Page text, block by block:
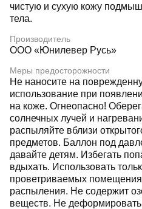
чистую и сухую кожу
тела.
Производитель
ООО «Юнилевер Русь»
Меры предосторожности
Не наносите на
использование при
на коже. Огнеопасно!
солнечных лучей и
распыляйте вблизи
предметов. Баллон под
давайте детям. Избегать
вдыхать. Использовать
проветриваемых
распыления. Не содержит
веществ. Не